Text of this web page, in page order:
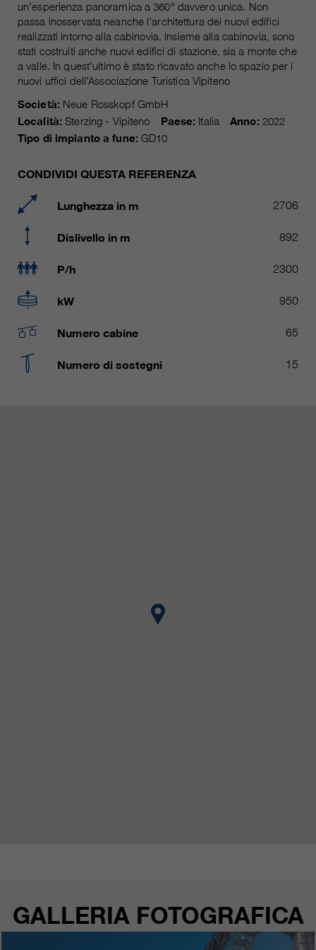
un’esperienza panoramica a 360° davvero unica. Non
passa inosservata neanche l’architettura dei nuovi edifici
realizzati intorno alla cabinovia. Insieme alla cabinovia, sono
stati costruiti anche nuovi edifici di stazione, sia a monte che
a valle. In quest’ultimo è stato ricavato anche lo spazio per i
nuovi uffici dell’Associazione Turistica Vipiteno
Società:Neue Rosskopf GmbH
Località: Sterzing - Vipiteno Paese: Italia Anno:2022
Tipo di impianto a fune:GD10
CONDIVIDI QUESTA REFERENZA
Lunghezza in m 2706
Dislivello in m 892
P/h 2300
kW 950
Numero cabine 65
Numero di sostegni 15
GALLERIA FOTOGRAFICA
attuale
obiettivo
Usato per proteggere lo spam
causato dallo spam-bot.
fornitore sgalinski Cookie Opt In
selezionate dall'utente.
Nome
_ga, _gid, _gat, __utma, __utmb,
__utmc, __utmd, __utmz
fornitore Google Analytics
variano da 2 anni a 6 mesi o ancora
di più.
obiettivo
Questi cookie sono utilizzati da
comprese le informazioni personali
informazioni sono disponibili nelle
Google Analytics all'indirizzo
informazioni vengono trasmesse
piú informazioni sul cookie